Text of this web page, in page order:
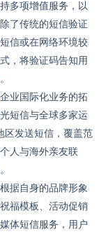
多项增值服务，以
了传统的短信验证
信或在网络环境较
，将验证码告知用
业国际化业务的拓
短信与全球多家运
区发送短信，覆盖范
人与海外亲友联
据自身的品牌形象
福模板、活动促销
体短信服务，用户